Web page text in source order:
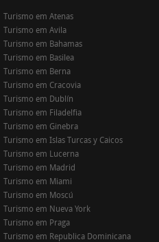
Turismo em Atenas
Turismo em Avila
Turismo em Bahamas
Turismo em Basilea
Turismo em Berna
Turismo em Cracovia
Turismo em Dublín
Turismo em Filadelfia
Turismo em Ginebra
Turismo em Islas Turcas y Caicos
Turismo em Lucerna
Turismo em Madrid
Turismo em Miami
Turismo em Moscú
Turismo em Nueva York
Turismo em Praga
Turismo em Republica Dominicana